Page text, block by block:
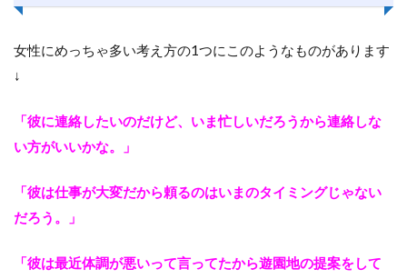
女性にめっちゃ多い考え方の1つにこのようなものがあります
↓
「彼に連絡したいのだけど、いま忙しいだろうから連絡しな
い方がいいかな。」
「彼は仕事が大変だから頼るのはいまのタイミングじゃない
だろう。」
「彼は最近体調が悪いって言ってたから遊園地の提案をして